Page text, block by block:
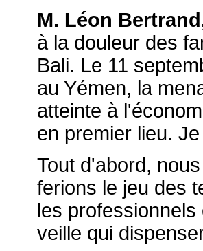
M. Léon
à la douleur des
Bali. Le 11
au Yémen, la
atteinte à
en premier lieu.
Tout d'abord,
ferions le jeu des
les
veille qui